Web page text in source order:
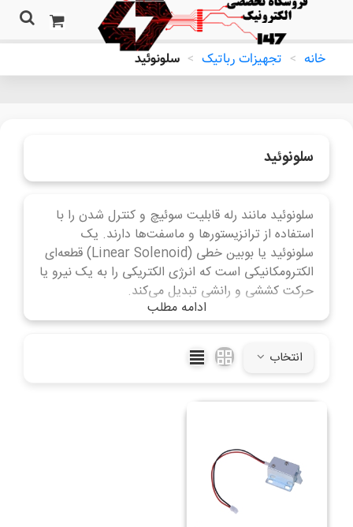
خانه > تجهیزات رباتیک > سلونوئید
سلونوئید
سلونوئید مانند رله‌ قابلیت سوئیچ و کنترل شدن را با
استفاده از ترانزیستورها و ماسفت‌ها دارند. یک
سلونوئید یا بوبین خطی (Linear Solenoid) قطعه‌ای
الکترومکانیکی است که انرژی الکتریکی را به یک نیرو یا
حرکت کششی و رانشی تبدیل می‌کند.
ادامه مطلب
انتخاب